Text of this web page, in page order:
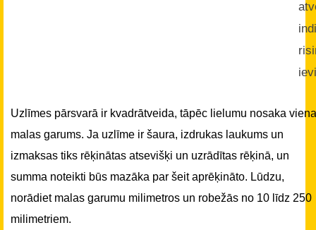
Uzlīmes pārsvarā ir kvadrātveida, tāpēc lielumu nosaka
malas garums. Ja uzlīme ir šaura, izdrukas laukums un
izmaksas tiks rēķinātas atsevišķi un uzrādītas rēķinā, un
summa noteikti būs mazāka par šeit aprēķināto. Lūdzu,
norādiet malas garumu milimetros un robežās no 10 līdz 250
milimetriem.